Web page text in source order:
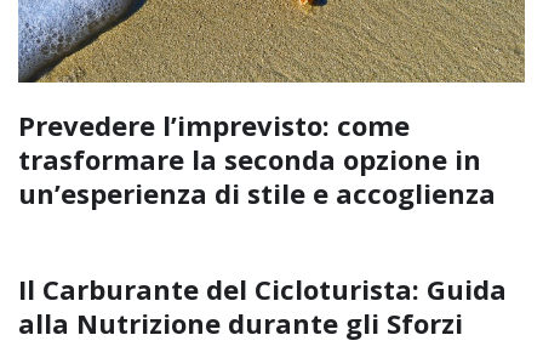
Prevedere l’imprevisto: come
trasformare la seconda opzione in
un’esperienza di stile e accoglienza
Il Carburante del Cicloturista: Guida
alla Nutrizione durante gli Sforzi